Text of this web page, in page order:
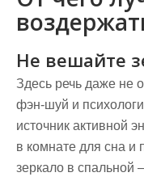
Не вешайте
Здесь речь даже не
фэн-шуй и
источник активной
в комнате для сна и
зеркало в